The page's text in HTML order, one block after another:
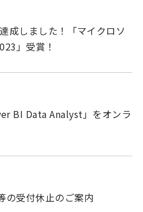
成しました！「マイクロソ
」受賞！
BI Data Analyst」をオンラ
の受付休止のご案内